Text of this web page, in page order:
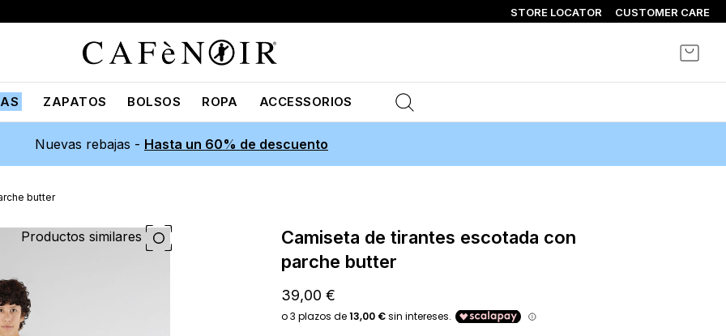
STORE LOCATOR CUSTOMER CARE
Mi
ZAPATOS BOLSOS ROPA ACCESSORIOS
Nuevas rebajas - Hasta un 60% de descuento
butter
Productos similares
camiseta de tirantes escotada con
parche butter
39,00 €